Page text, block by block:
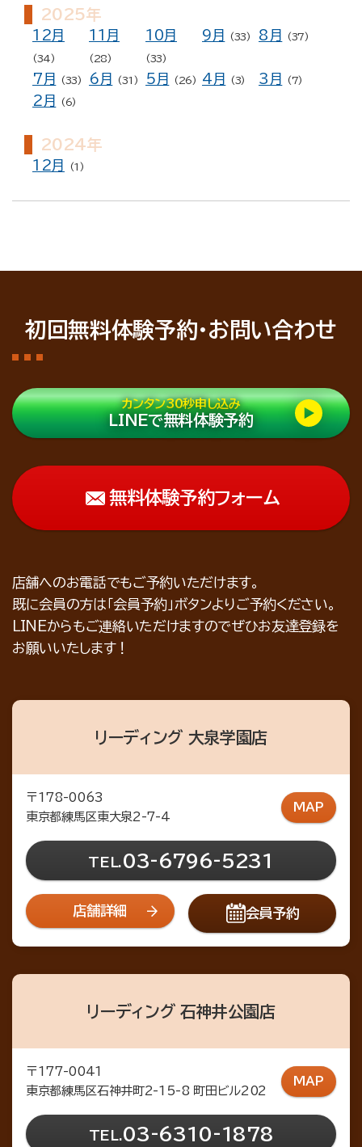
2025年
12月
(34)
11月
(28)
10月
(33)
9月 (33) 8月 (37)
7月 (33) 6月 (31) 5月 (26) 4月 (3) 3月 (7)
2月 (6)
2024年
12月 (1)
初回無料体験予約・お問い合わせ
カンタン30秒申し込み
LINEで無料体験予約
無料体験予約フォーム
店舗へのお電話でもご予約いただけます。
既に会員の方は「会員予約」ボタンよりご予約ください。
LINEからもご連絡いただけますのでぜひお友達登録を
お願いいたします！
リーディング 大泉学園店
〒178-0063
東京都練馬区東大泉2-7-4
MAP
TEL.03-6796-5231
店舗詳細 会員予約
リーディング 石神井公園店
〒177-0041
東京都練馬区石神井町2-15-8 町田ビル202
MAP
TEL.03-6310-1878